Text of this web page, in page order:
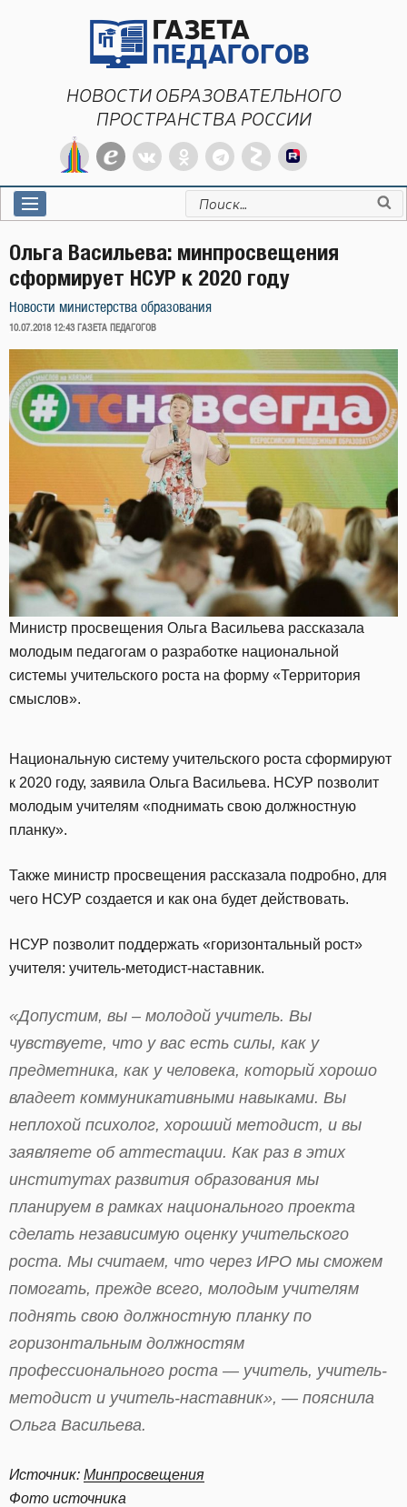
НОВОСТИ ОБРАЗОВАТЕЛЬНОГО
ПРОСТРАНСТВА РОССИИ
Искать:
Ольга Васильева: минпросвещения
сформирует НСУР к 2020 году
Новости министерства образования
ОПУБЛИКОВАНО
10.07.2018 12:43 ГАЗЕТА ПЕДАГОГОВ
Министр просвещения Ольга Васильева рассказала
молодым педагогам о разработке национальной
системы учительского роста на форму «Территория
смыслов».
Национальную систему учительского роста сформируют
к 2020 году, заявила Ольга Васильева. НСУР позволит
молодым учителям «поднимать свою должностную
планку».
Также министр просвещения рассказала подробно, для
чего НСУР создается и как она будет действовать.
НСУР позволит поддержать «горизонтальный рост»
учителя: учитель-методист-наставник.
«Допустим, вы – молодой учитель. Вы
чувствуете, что у вас есть силы, как у
предметника, как у человека, который хорошо
владеет коммуникативными навыками. Вы
неплохой психолог, хороший методист, и вы
заявляете об аттестации. Как раз в этих
институтах развития образования мы
планируем в рамках национального проекта
сделать независимую оценку учительского
роста. Мы считаем, что через ИРО мы сможем
помогать, прежде всего, молодым учителям
поднять свою должностную планку по
горизонтальным должностям
профессионального роста — учитель, учитель-
методист и учитель-наставник», — пояснила
Ольга Васильева.
Источник: Минпросвещения
Фото источника